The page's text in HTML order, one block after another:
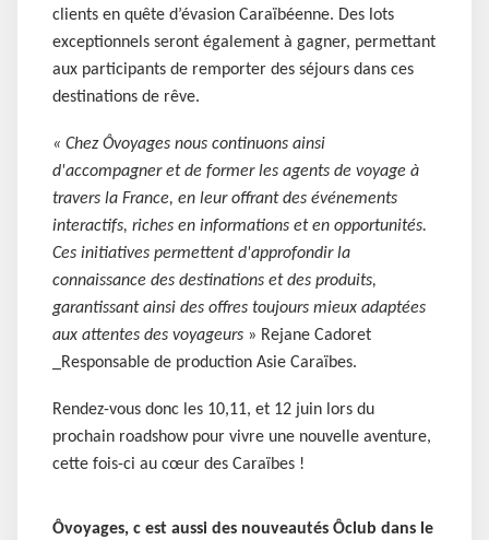
clients en quête d’évasion Caraïbéenne. Des lots
exceptionnels seront également à gagner, permettant
aux participants de remporter des séjours dans ces
destinations de rêve.
« Chez Ôvoyages nous continuons ainsi
d'accompagner et de former les agents de voyage à
travers la France, en leur offrant des événements
interactifs, riches en informations et en opportunités.
Ces initiatives permettent d'approfondir la
connaissance des destinations et des produits,
garantissant ainsi des offres toujours mieux adaptées
aux attentes des voyageurs » Rejane Cadoret
_Responsable de production Asie Caraïbes.
Rendez-vous donc les 10,11, et 12 juin lors du
prochain roadshow pour vivre une nouvelle aventure,
cette fois-ci au cœur des Caraïbes !
Ôvoyages, c est aussi des nouveautés Ôclub dans le